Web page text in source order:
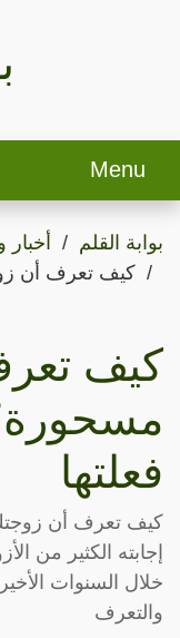
Menu
بوابة القلم
كيف تعرف أن زوجتك
كيف
فعلتها
كيف تعرف أن
إجابته الكثير من
خلال السنوات
والتعرف